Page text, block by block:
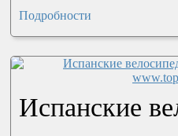
Подробности
Испанские